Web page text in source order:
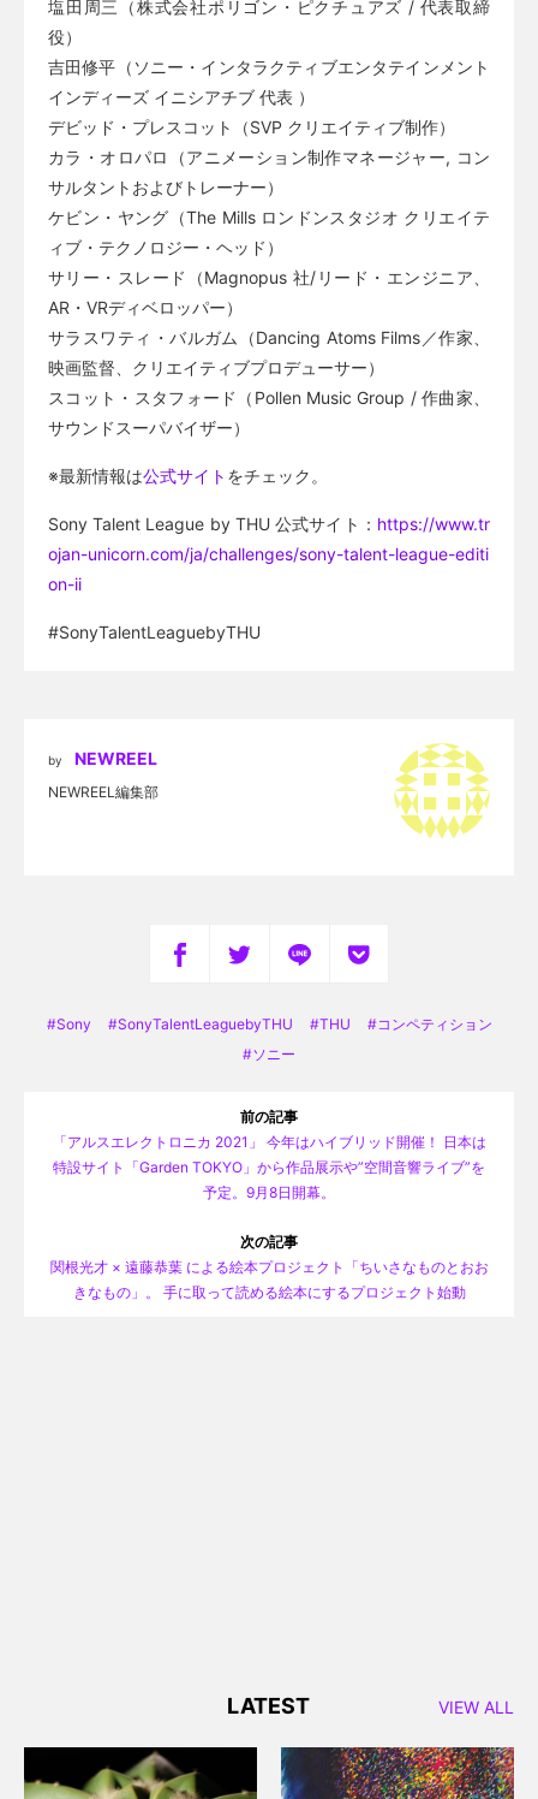
塩田周三（株式会社ポリゴン・ピクチュアズ / 代表取締
役）
吉田修平（ソニー・インタラクティブエンタテインメント
インディーズ イニシアチブ 代表 ）
デビッド・プレスコット（SVP クリエイティブ制作）
カラ・オロパロ（アニメーション制作マネージャー, コン
サルタントおよびトレーナー）
ケビン・ヤング（The Mills ロンドンスタジオ クリエイテ
ィブ・テクノロジー・ヘッド）
サリー・スレード（Magnopus 社/リード・エンジニア、
AR・VRディベロッパー）
サラスワティ・バルガム（Dancing Atoms Films／作家、
映画監督、クリエイティブプロデューサー）
スコット・スタフォード（Pollen Music Group / 作曲家、
サウンドスーパバイザー）
※最新情報は公式サイト をチェック。
Sony Talent League by THU 公式サイト： https://www.tr
ojan-unicorn.com/ja/challenges/sony-talent-league-editi
on-ii
#SonyTalentLeaguebyTHU
by NEWREEL
NEWREEL編集部
Sony SonyTalentLeaguebyTHU THU
コンペティション
ソニー
前の記事
「アルスエレクトロニカ 2021」 今年はハイブリッド開催！ 日本は
特設サイト「Garden TOKYO」から作品展示や”空間音響ライブ”を
予定。9月8日開幕。
次の記事
関根光才 × 遠藤恭葉 による絵本プロジェクト「ちいさなものとおお
きなもの」。 手に取って読める絵本にするプロジェクト始動
LATEST VIEW ALL